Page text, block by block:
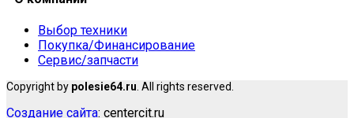
Выбор техники
Покупка/Финансирование
Сервис/запчасти
Copyright by polesie64.ru . All rights reserved.
Создание сайта: centercit.ru